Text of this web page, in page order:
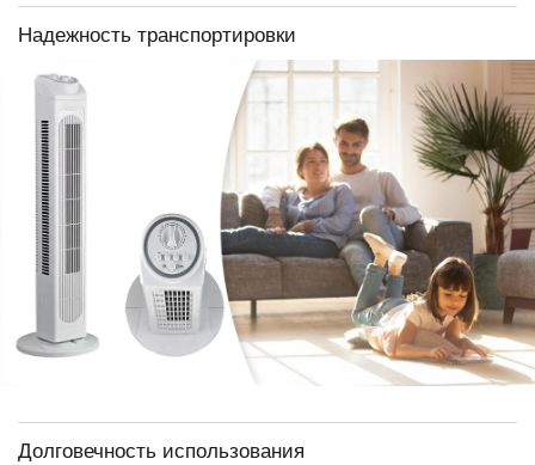
Надежность транспортировки
Долговечность использования